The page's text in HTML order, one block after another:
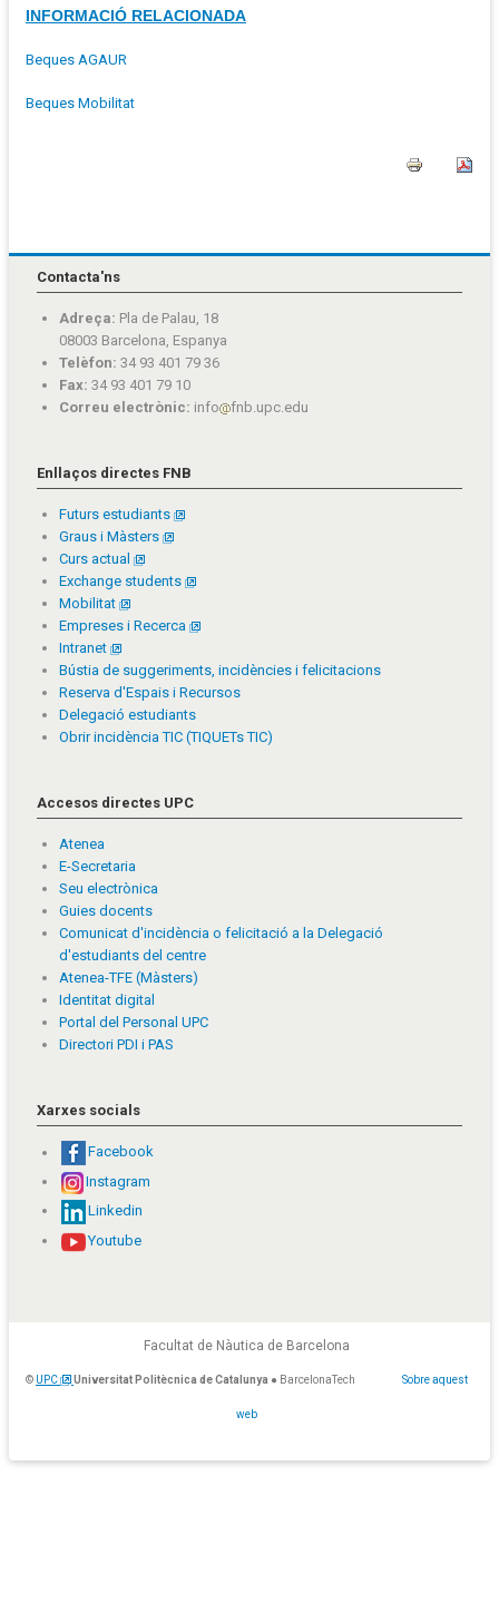
INFORMACIÓ RELACIONADA
Beques AGAUR
Beques Mobilitat
Contacta'ns
Adreça: Pla de Palau, 18
08003 Barcelona, Espanya
Telèfon: 34 93 401 79 36
Fax: 34 93 401 79 10
Correu electrònic: info fnb.upc.edu
Enllaços directes FNB
Futurs estudiants
Graus i Màsters
Curs actual
Exchange students
Mobilitat
Empreses i Recerca
Intranet
Bústia de suggeriments, incidències i felicitacions
Reserva d'Espais i Recursos
Delegació estudiants
Obrir incidència TIC (TIQUETs TIC)
Accesos directes UPC
Atenea
E-Secretaria
Seu electrònica
Guies docents
Comunicat d'incidència o felicitació a la Delegació
d'estudiants del centre
Atenea-TFE (Màsters)
Identitat digital
Portal del Personal UPC
Directori PDI i PAS
Xarxes socials
Facebook
Instagram
Linkedin
Youtube
Facultat de Nàutica de Barcelona
© UPC Universitat Politècnica de Catalunya ● BarcelonaTech Sobre aquest
web